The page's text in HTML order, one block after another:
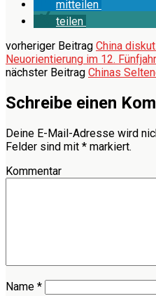
mitteilen
teilen
vorheriger Beitrag China
Neuorientierung im 12.
nächster Beitrag Chinas
Schreibe einen
Deine E-Mail-Adresse wird
Felder sind mit * markiert.
Kommentar
Name *